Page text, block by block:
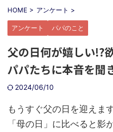
HOME > アンケート >
アンケート パパのこと
父の日何が嬉しい!?
パパたちに本音を聞
2024/06/10
もうすぐ父の日を迎えま
「母の日」に比べると影